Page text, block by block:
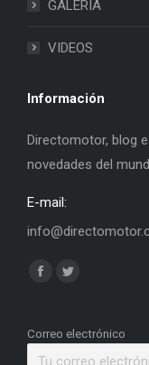
GALERIA
VIDEOS
Información
Directomotor, blog
novedades del
E-mail:
Find us on:
Facebook
opens
Twitter
opens
Correo electrónico